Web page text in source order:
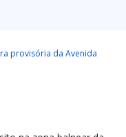
provisória da Avenida